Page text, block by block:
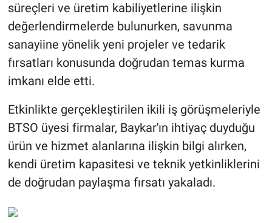
süreçleri ve üretim kabiliyetlerine ilişkin
değerlendirmelerde bulunurken, savunma
sanayiine yönelik yeni projeler ve tedarik
fırsatları konusunda doğrudan temas kurma
imkanı elde etti.
Etkinlikte gerçekleştirilen ikili iş görüşmeleriyle
BTSO üyesi firmalar, Baykar'ın ihtiyaç duyduğu
ürün ve hizmet alanlarına ilişkin bilgi alırken,
kendi üretim kapasitesi ve teknik yetkinliklerini
de doğrudan paylaşma fırsatı yakaladı.